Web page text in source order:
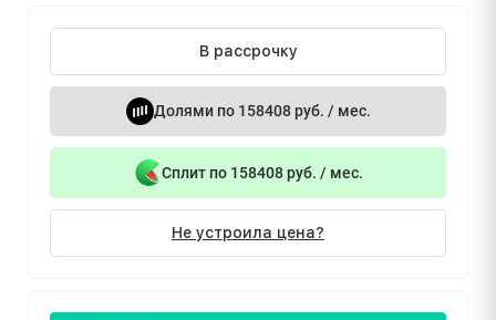
В рассрочку
Долями по 158408 руб. / мес.
Сплит по 158408 руб. / мес.
Не устроила цена?